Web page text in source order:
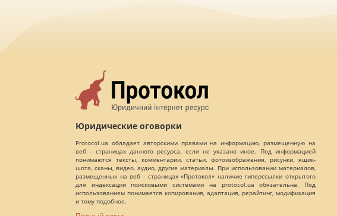
Юридические оговорки
Protocol.ua обладает авторскими правами на информацию, размещенную на
веб - страницах данного ресурса, если не указано иное. Под информацией
понимаются тексты, комментарии, статьи, фотоизображения, рисунки, ящик-
шота, сканы, видео, аудио, другие материалы. При использовании материалов,
размещенных на веб - страницах «Протокол» наличие гиперссылки открытого
для индексации поисковыми системами на protocol.ua обязательна. Под
использованием понимается копирования, адаптация, рерайтинг, модификация
и тому подобное.